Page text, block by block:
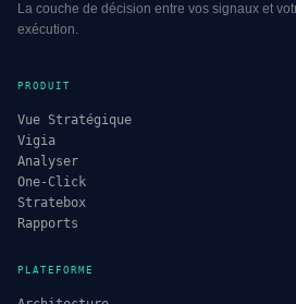
La couche de décision entre vos signaux et
exécution.
PRODUIT
Vue Stratégique
Vigia
Analyser
One-Click
Stratebox
Rapports
PLATEFORME